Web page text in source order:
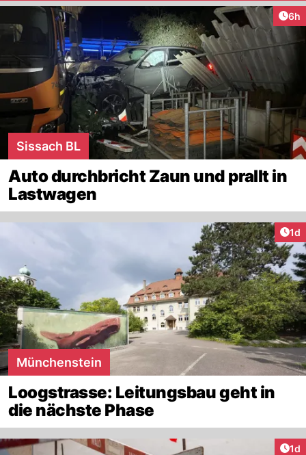
6h
Sissach BL
Auto durchbricht Zaun und prallt in
Lastwagen
1d
Münchenstein
Loogstrasse: Leitungsbau geht in
die nächste Phase
1d